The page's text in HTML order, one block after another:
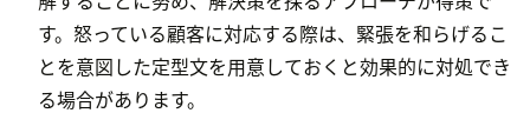
す。怒っている顧客に対応する際は、緊張を和らげるこ
とを意図した定型文を用意しておくと効果的に対処でき
る場合があります。